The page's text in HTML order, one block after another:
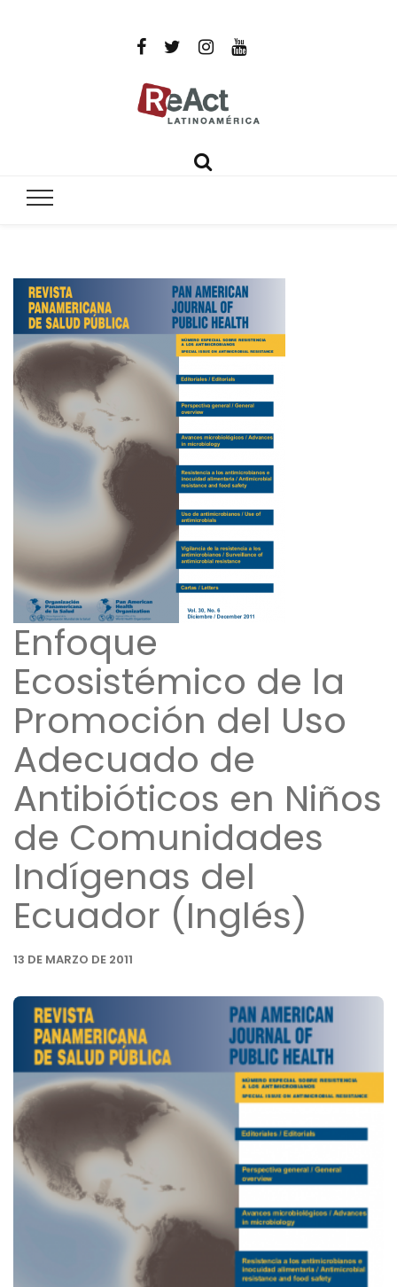
Por un mundo libre de infecciones intratables
Enfoque
Ecosistémico de la
Promoción del Uso
Adecuado de
Antibióticos en Niños
de Comunidades
Indígenas del
Ecuador (Inglés)
13 DE MARZO DE 2011